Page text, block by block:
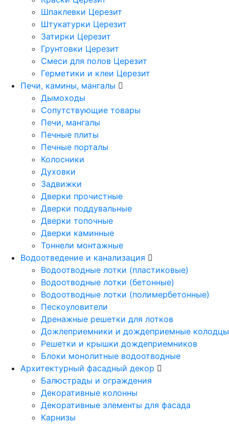
Шпаклевки Церезит
Штукатурки Церезит
Затирки Церезит
Грунтовки Церезит
Смеси для полов Церезит
Герметики и клеи Церезит
Печи, камины, мангалы
Дымоходы
Сопутствующие товары
Печи, мангалы
Печные плиты
Печные порталы
Колосники
Духовки
Задвижки
Дверки прочистные
Дверки поддувальные
Дверки топочные
Дверки каминные
Тоннели монтажные
Водоотведение и канализация
Водоотводные лотки (пластиковые)
Водоотводные лотки (бетонные)
Водоотводные лотки (полимербетонные)
Пескоуловители
Дренажные решетки для лотков
Дожлеприемники и дождеприемные колодцы
Решетки и крышки дождеприемников
Блоки монолитные водоотводные
Архитектурный фасадный декор
Балюстрады и ограждения
Декоративные колонны
Декоративные элементы для фасада
Карнизы